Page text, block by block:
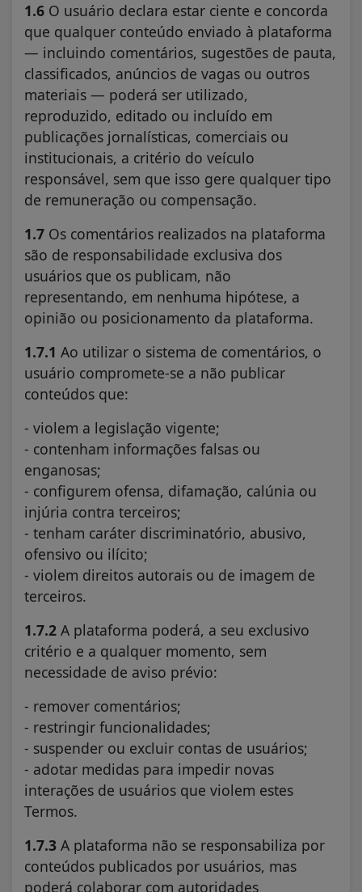
1.6 O usuário declara estar ciente e concorda
que qualquer conteúdo enviado à plataforma
— incluindo comentários, sugestões de pauta,
classificados, anúncios de vagas ou outros
materiais — poderá ser utilizado,
reproduzido, editado ou incluído em
publicações jornalísticas, comerciais ou
institucionais, a critério do veículo
responsável, sem que isso gere qualquer tipo
de remuneração ou compensação.
1.7 Os comentários realizados na plataforma
são de responsabilidade exclusiva dos
usuários que os publicam, não
representando, em nenhuma hipótese, a
opinião ou posicionamento da plataforma.
1.7.1 Ao utilizar o sistema de comentários, o
usuário compromete-se a não publicar
conteúdos que:
- violem a legislação vigente;
- contenham informações falsas ou
enganosas;
- configurem ofensa, difamação, calúnia ou
injúria contra terceiros;
- tenham caráter discriminatório, abusivo,
ofensivo ou ilícito;
- violem direitos autorais ou de imagem de
terceiros.
1.7.2 A plataforma poderá, a seu exclusivo
critério e a qualquer momento, sem
necessidade de aviso prévio:
- remover comentários;
- restringir funcionalidades;
- suspender ou excluir contas de usuários;
- adotar medidas para impedir novas
interações de usuários que violem estes
Termos.
1.7.3 A plataforma não se responsabiliza por
conteúdos publicados por usuários, mas
poderá colaborar com autoridades